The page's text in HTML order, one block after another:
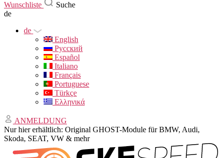
Wunschliste
Suche
de
de
English
Русский
Español
Italiano
Français
Portuguese
Türkçe
Ελληνικά
ANMELDUNG
Nur hier erhältlich: Original GHOST-Module für BMW, Audi,
Skoda, SEAT, VW & mehr